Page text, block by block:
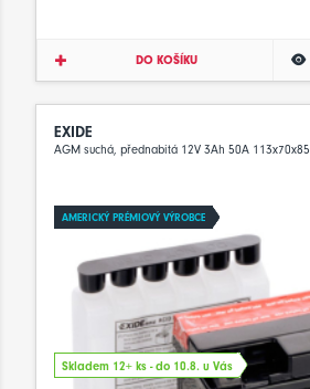
DO KOŠÍKU
EXIDE
AGM suchá, přednabitá 12V 3Ah 50A 113x70x85
AMERICKÝ PRÉMIOVÝ VÝROBCE
Skladem 12+ ks - do 10.8. u Vás